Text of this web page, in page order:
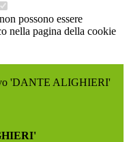
possono essere
nella pagina della cookie
'DANTE ALIGHIERI'